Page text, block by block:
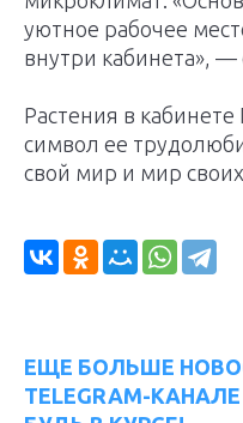
уютное рабочее
внутри кабинета», —
Растения в
символ ее
свой мир и мир
ЕЩЕ БОЛЬШЕ
TELEGRAM-